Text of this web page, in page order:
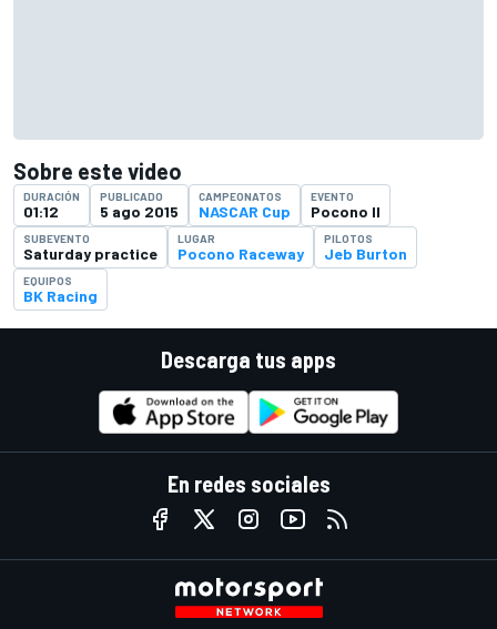
Sobre este video
DURACIÓN
01:12
PUBLICADO
5 ago 2015
CAMPEONATOS
NASCAR Cup
EVENTO
Pocono II
SUBEVENTO
Saturday practice
LUGAR
Pocono Raceway
PILOTOS
Jeb Burton
EQUIPOS
BK Racing
Descarga tus apps
En redes sociales